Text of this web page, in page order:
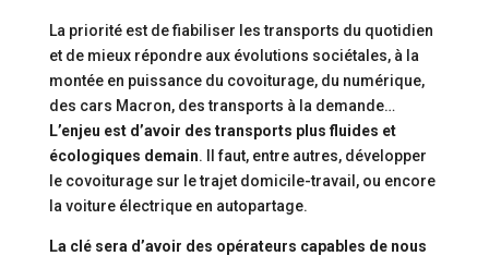
La priorité est de fiabiliser les transports du quotidien
et de mieux répondre aux évolutions sociétales, à la
montée en puissance du covoiturage, du numérique,
des cars Macron, des transports à la demande…
L’enjeu est d’avoir des transports plus fluides et
écologiques demain. Il faut, entre autres, développer
le covoiturage sur le trajet domicile-travail, ou encore
la voiture électrique en autopartage.
La clé sera d’avoir des opérateurs capables de nous